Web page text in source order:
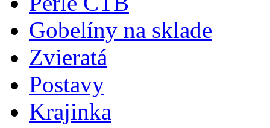
Gobelíny na sklade
Zvieratá
Postavy
Krajinka